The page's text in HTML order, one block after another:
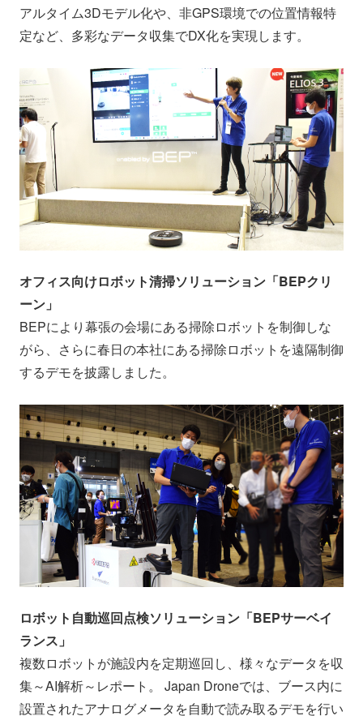
アルタイム3Dモデル化や、非GPS環境での位置情報特
定など、多彩なデータ収集でDX化を実現します。
オフィス向けロボット清掃ソリューション「BEPクリ
ーン」
BEPにより幕張の会場にある掃除ロボットを制御しな
がら、さらに春日の本社にある掃除ロボットを遠隔制御
するデモを披露しました。
ロボット自動巡回点検ソリューション「BEPサーベイ
ランス」
複数ロボットが施設内を定期巡回し、様々なデータを収
集～AI解析～レポート。 Japan Droneでは、ブース内に
設置されたアナログメータを自動で読み取るデモを行い